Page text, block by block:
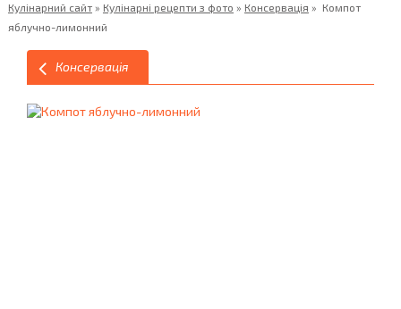
Кулінарний сайт» Кулінарні рецепти з фото » Консервація » Компот
яблучно-лимонний
Консервація